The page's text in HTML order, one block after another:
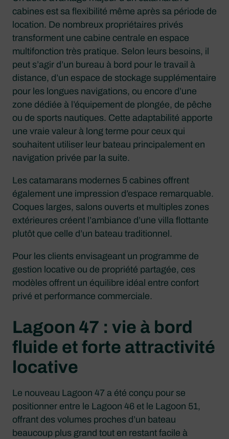
cabines est sa flexibilité même après sa période de
location. De nombreux propriétaires privés
transforment une cabine centrale en espace
multifonction très pratique. Selon leurs besoins, il
peut s’agir d’un bureau à bord pour le travail à
distance, d’un espace de stockage supplémentaire
pour les longues navigations, ou encore d’une
zone dédiée à l’équipement de plongée, de pêche
ou de sports nautiques. Cette adaptabilité apporte
une vraie valeur à long terme pour ceux qui
souhaitent utiliser leur bateau principalement en
navigation privée par la suite.
Les catamarans modernes 5 cabines offrent
également une impression d’espace remarquable.
Coques larges, salons ouverts et multiples zones
extérieures créent l’ambiance d’une villa flottante
plutôt que celle d’un bateau traditionnel.
Pour les clients envisageant un programme de
gestion locative ou de propriété partagée, ces
modèles offrent un équilibre idéal entre confort
privé et performance commerciale.
Lagoon 47 : vie à bord
fluide et forte attractivité
locative
Le nouveau Lagoon 47 a été conçu pour se
positionner entre le Lagoon 46 et le Lagoon 51,
offrant des volumes proches d’un bateau
beaucoup plus grand tout en restant facile à